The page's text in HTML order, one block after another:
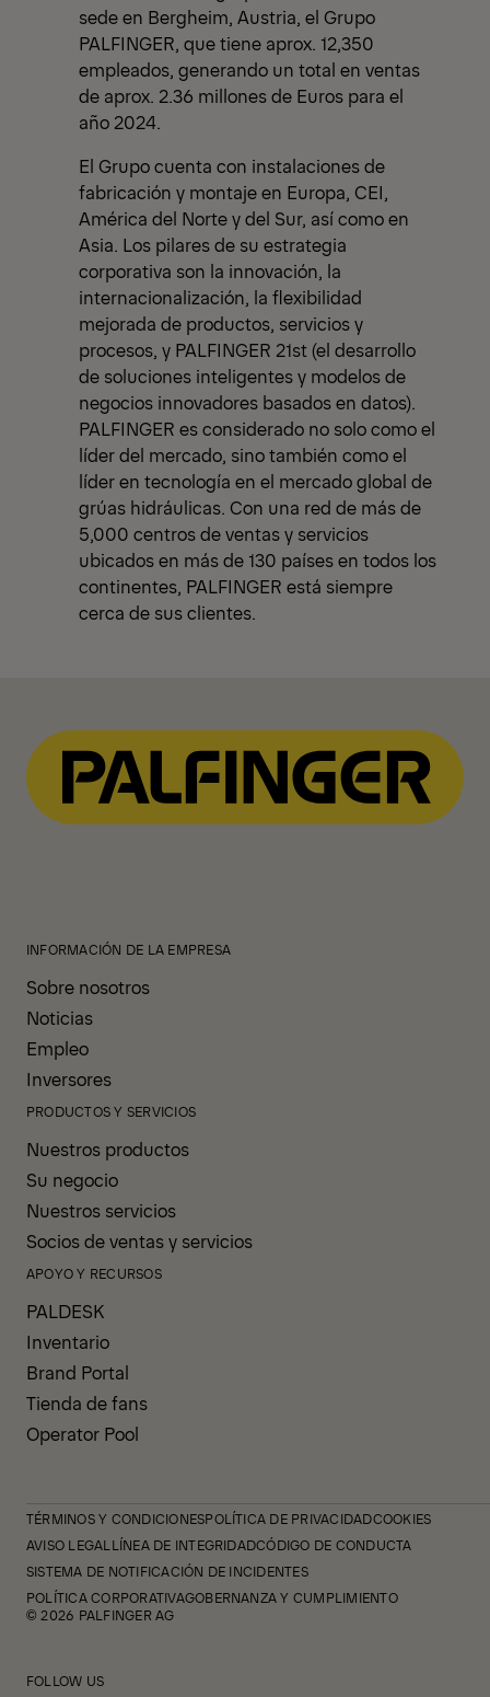
sede en Bergheim, Austria, el Grupo
PALFINGER, que tiene aprox. 12,350
empleados, generando un total en ventas
de aprox. 2.36 millones de Euros para el
año 2024.
El Grupo cuenta con instalaciones de
fabricación y montaje en Europa, CEI,
América del Norte y del Sur, así como en
Asia. Los pilares de su estrategia
corporativa son la innovación, la
internacionalización, la flexibilidad
mejorada de productos, servicios y
procesos, y PALFINGER 21st (el desarrollo
de soluciones inteligentes y modelos de
negocios innovadores basados en datos).
PALFINGER es considerado no solo como el
líder del mercado, sino también como el
líder en tecnología en el mercado global de
grúas hidráulicas. Con una red de más de
5,000 centros de ventas y servicios
ubicados en más de 130 países en todos los
continentes, PALFINGER está siempre
cerca de sus clientes.
INFORMACIÓN DE LA EMPRESA
Sobre nosotros
Noticias
Empleo
Inversores
PRODUCTOS Y SERVICIOS
Nuestros productos
Su negocio
Nuestros servicios
Socios de ventas y servicios
APOYO Y RECURSOS
PALDESK
Inventario
Brand Portal
Tienda de fans
Operator Pool
TÉRMINOS Y CONDICIONESPOLÍTICA DE PRIVACIDADCOOKIES
AVISO LEGAL LÍNEA DE INTEGRIDADCÓDIGO DE CONDUCTA
SISTEMA DE NOTIFICACIÓN DE INCIDENTES
POLÍTICA CORPORATIVAGOBERNANZA Y CUMPLIMIENTO
© 2026 PALFINGER AG
FOLLOW US